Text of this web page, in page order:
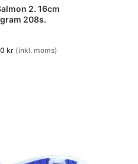
2. 16cm
208s.
kr (inkl. moms)